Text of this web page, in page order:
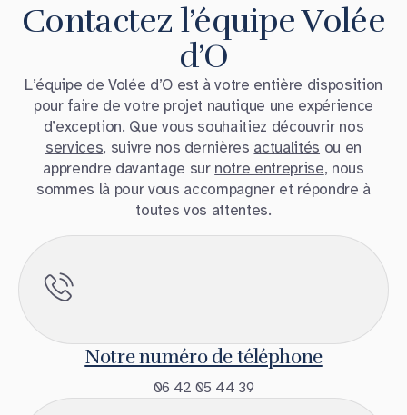
Contactez l’équipe Volée
d’O
L’équipe de Volée d’O est à votre entière disposition
pour faire de votre projet nautique une expérience
d’exception. Que vous souhaitiez découvrir nos
services, suivre nos dernières actualités ou en
apprendre davantage sur notre entreprise, nous
sommes là pour vous accompagner et répondre à
toutes vos attentes.
Notre numéro de téléphone
06 42 05 44 39